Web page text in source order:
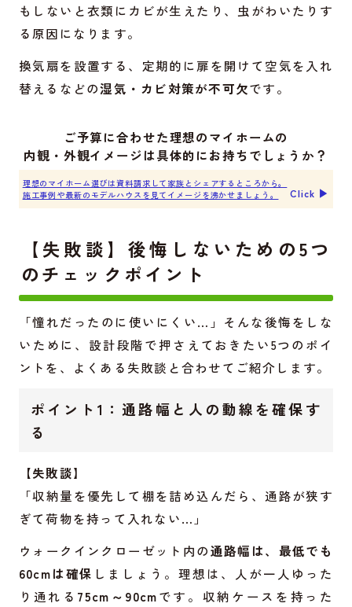
もしないと衣類にカビが生えたり、虫がわいたりす
る原因になります。
換気扇を設置する、定期的に扉を開けて空気を入れ
替えるなどの湿気・カビ対策が不可欠です。
ご予算に合わせた理想のマイホームの
内観・外観イメージは具体的にお持ちでしょうか？
理想のマイホーム選びは資料請求して家族とシェアするところから。
施工事例や最新のモデルハウスを見てイメージを沸かせましょう。
Click ▶︎
【失敗談】後悔しないための5つ
のチェックポイント
「憧れだったのに使いにくい…」そんな後悔をしな
いために、設計段階で押さえておきたい5つのポイ
ントを、よくある失敗談と合わせてご紹介します。
ポイント1：通路幅と人の動線を確保す
る
【失敗談】
「収納量を優先して棚を詰め込んだら、通路が狭す
ぎて荷物を持って入れない…」
ウォークインクローゼット内の通路幅は、最低でも
60cmは確保 しましょう。理想は、人が一人ゆった
り通れる 75cm～90cmです。収納ケースを持った